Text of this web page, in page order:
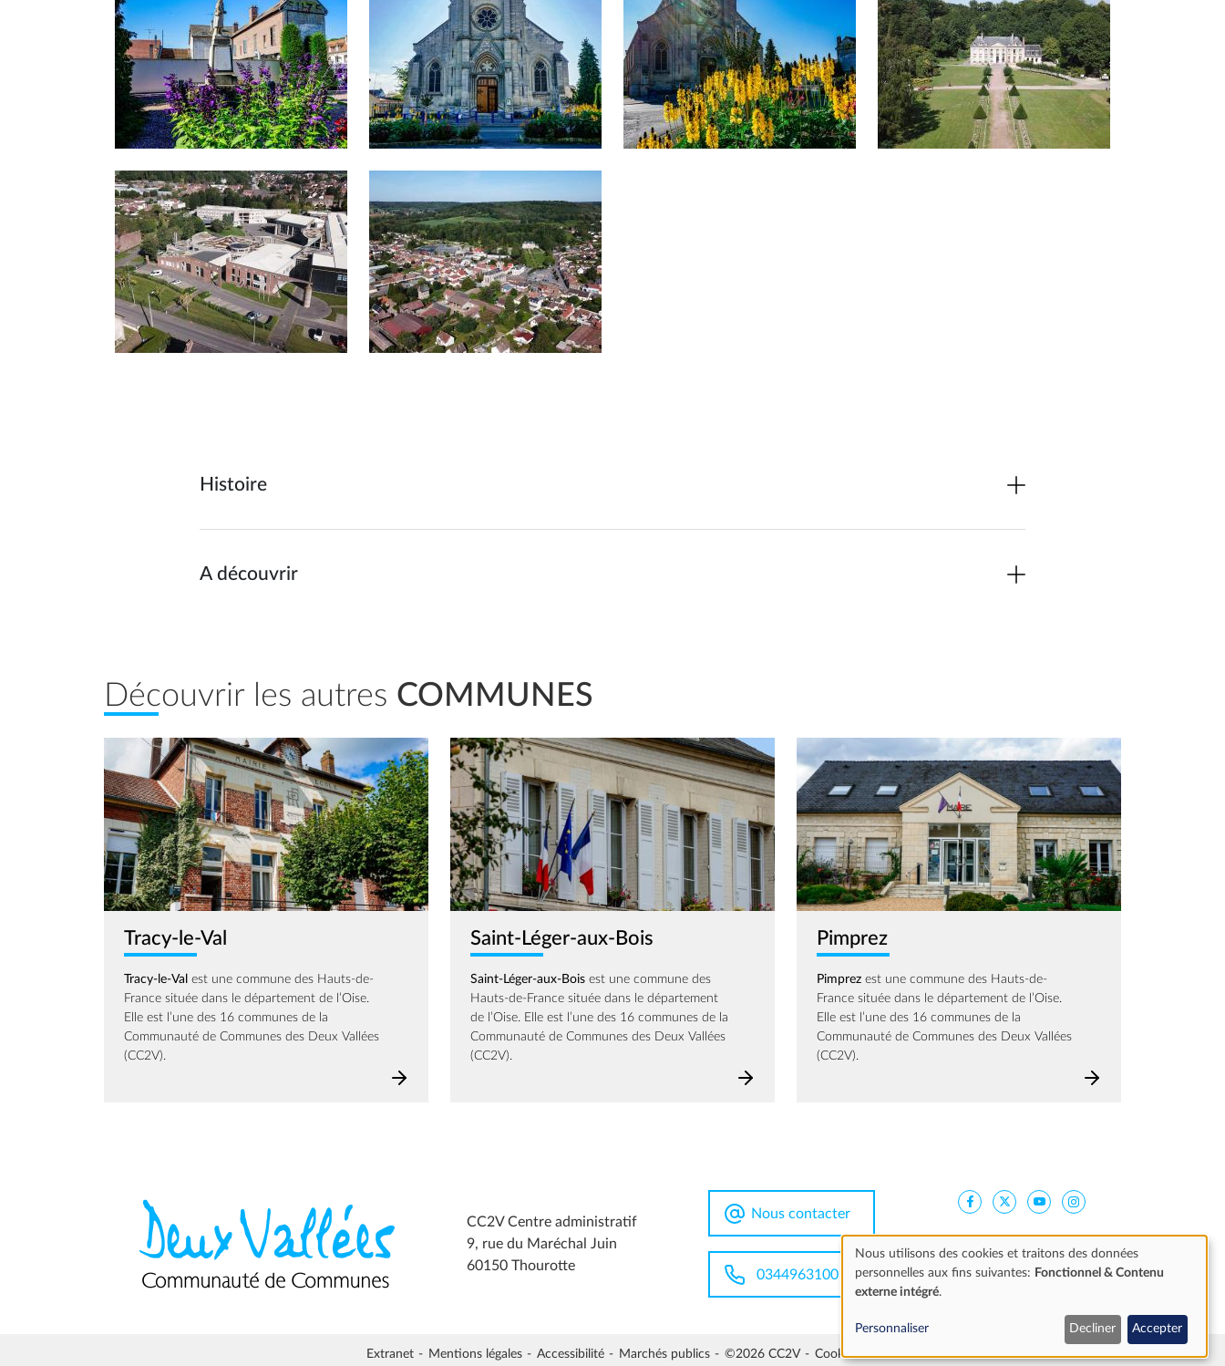
Afficher en diaporama Afficher en diaporama
Histoire
A découvrir
Découvrir les autres COMMUNES
Tracy-le-Val
Tracy-le-Val est une commune des Hauts-de-
France située dans le département de l’Oise.
Elle est l’une des 16 communes de la
Communauté de Communes des Deux Vallées
(CC2V).
Image
Saint-Léger-aux-Bois
Saint-Léger-aux-Bois est une commune des
Hauts-de-France située dans le département
de l’Oise. Elle est l’une des 16 communes de la
Communauté de Communes des Deux Vallées
(CC2V).
Image
Pimprez
Pimprez est une commune des Hauts-de-
France située dans le département de l’Oise.
Elle est l’une des 16 communes de la
Communauté de Communes des Deux Vallées
(CC2V).
CC2V Centre administratif
9, rue du Maréchal Juin
60150 Thourotte
Nous contacter
0344963100
Extranet Mentions légales Accessibilité Marchés publics ©2026 CC2V Cookies
Utilisation
des
Nous utilisons des cookies et traitons des données
personnelles aux fins suivantes: Fonctionnel & Contenu
externe intégré.
Personnaliser Decliner Accepter